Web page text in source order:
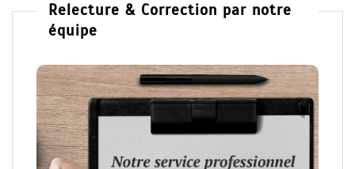
Relecture & Correction par notre
équipe